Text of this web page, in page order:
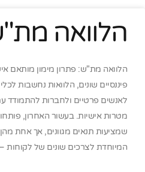
הלוואה
הלוואה מת"ש: פתרון מימון מותאם
פיננסיים שונים, הלוואות נחשבות
לאנשים פרטיים ולחברות להתמודד
מטרות אישיות. בעשור האחרון,
שמציעות תנאים מגוונים, אך אחת
המיוחדת לצרכים שונים של לקוחות